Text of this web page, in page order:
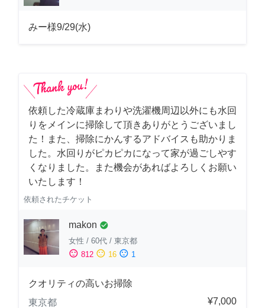
みー様9/29(水)
依頼した冷蔵庫まわりや洗濯機周辺以外にも水回
りをメインに掃除して頂きありがとうございまし
た！また、掃除にかんするアドバイスも助かりま
した。水回りがピカピカになって家が過ごしやす
くなりました。また機会があればよろしくお願い
いたします！
依頼されたチケット
makon check_circle
女性 / 60代 / 東京都
sentiment_satisfied 812 sentiment_neutral 16 sentiment_dissatisfied 1
クオリティの高いお掃除
東京都
¥7,000